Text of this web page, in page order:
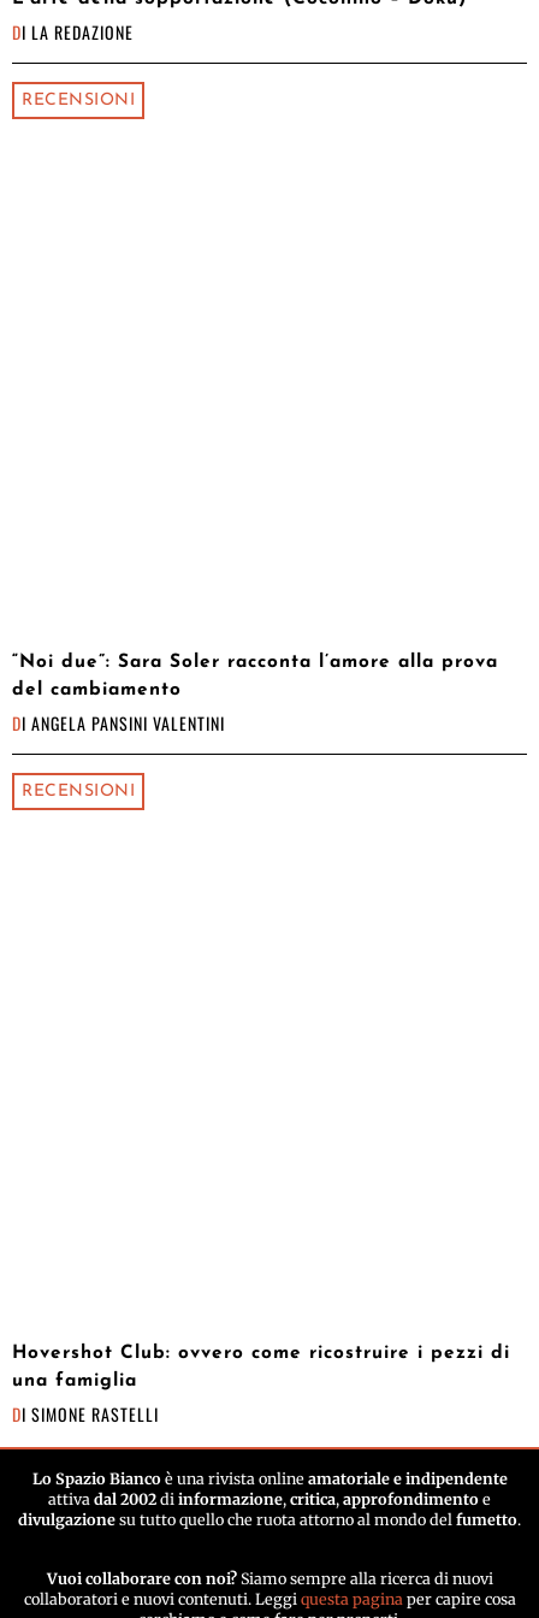
DI LA REDAZIONE
RECENSIONI
“Noi due”: Sara Soler racconta l’amore alla prova
del cambiamento
DI ANGELA PANSINI VALENTINI
RECENSIONI
Hovershot Club: ovvero come ricostruire i pezzi di
una famiglia
DI SIMONE RASTELLI
Lo Spazio Biancoè una rivista online amatoriale e indipendente
attiva dal 2002 di informazione, critica, approfondimento e
divulgazione su tutto quello che ruota attorno al mondo del fumetto.
Vuoi collaborare con noi? Siamo sempre alla ricerca di nuovi
collaboratori e nuovi contenuti. Leggi questa pagina per capire cosa